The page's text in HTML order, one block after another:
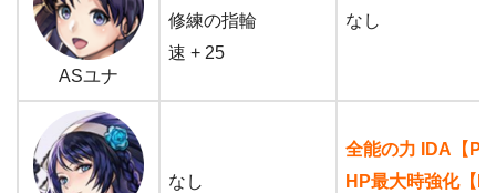
ASユナ
修練の指輪
速 + 25
なし
なし
全能の力 IDA【P
HP最大時強化【P